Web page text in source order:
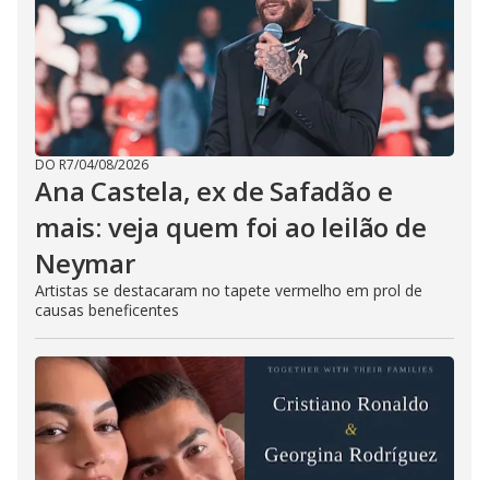
DO R7/04/08/2026
Ana Castela, ex de Safadão e
mais: veja quem foi ao leilão de
Neymar
Artistas se destacaram no tapete vermelho em prol de
causas beneficentes